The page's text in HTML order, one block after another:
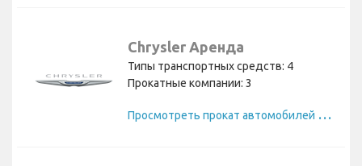
Chrysler Аренда
Типы транспортных средств: 4
Прокатные компании: 3
П
росмотреть прокат автомобилей Chrysler